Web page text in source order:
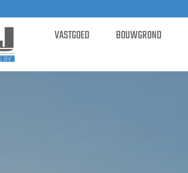
VASTGOED BOUWGROND